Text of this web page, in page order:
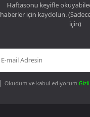
Haftasonu keyifle
haberler için kaydolun.
için)
Okudum ve kabul ediyorum